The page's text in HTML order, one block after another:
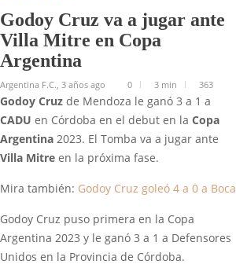
Godoy Cruz va a jugar ante
Villa Mitre en Copa
Argentina
Argentina F.C., 3 años ago 0 3 min 363
Godoy Cruz de Mendoza le ganó 3 a 1 a
CADU en Córdoba en el debut en la Copa
Argentina 2023. El Tomba va a jugar ante
Villa Mitre en la próxima fase.
Mira también: Godoy Cruz goleó 4 a 0 a Boca
Godoy Cruz puso primera en la Copa
Argentina 2023 y le ganó 3 a 1 a Defensores
Unidos en la Provincia de Córdoba.